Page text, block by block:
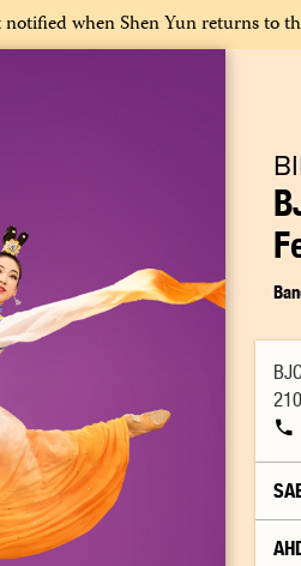
when Shen Yun returns to